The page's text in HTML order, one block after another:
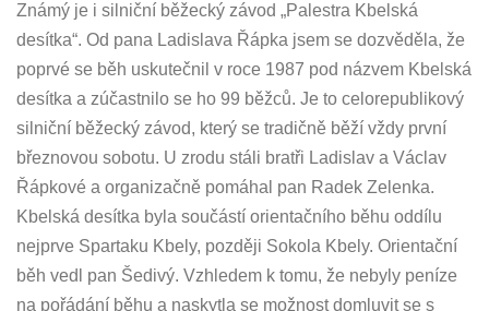
Známý je i silniční běžecký závod „Palestra Kbelská
desítka“. Od pana Ladislava Řápka jsem se dozvěděla, že
poprvé se běh uskutečnil v roce 1987 pod názvem Kbelská
desítka a zúčastnilo se ho 99 běžců. Je to celorepublikový
silniční běžecký závod, který se tradičně běží vždy první
březnovou sobotu. U zrodu stáli bratři Ladislav a Václav
Řápkové a organizačně pomáhal pan Radek Zelenka.
Kbelská desítka byla součástí orientačního běhu oddílu
nejprve Spartaku Kbely, později Sokola Kbely. Orientační
běh vedl pan Šedivý. Vzhledem k tomu, že nebyly peníze
na pořádání běhu a naskytla se možnost domluvit se s